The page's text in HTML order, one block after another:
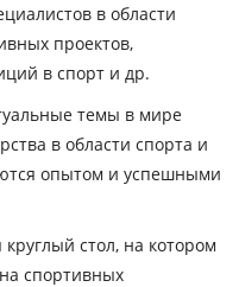
в области
проектов,
в спорт и др.
темы в мире
в области спорта и
опытом и успешными
стол, на котором
спортивных